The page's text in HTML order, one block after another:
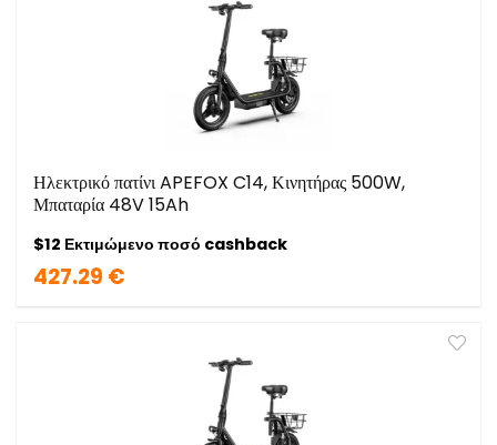
Ηλεκτρικό πατίνι APEFOX C14, Κινητήρας 500W,
Μπαταρία 48V 15Ah
$12 Εκτιμώμενο ποσό cashback
427.29 €